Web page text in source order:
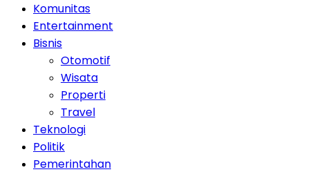
Komunitas
Entertainment
Bisnis
Otomotif
Wisata
Properti
Travel
Teknologi
Politik
Pemerintahan